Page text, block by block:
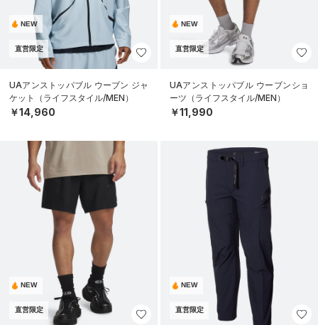
NEW
直営限定
UAアンストッパブル ウーブン ジャ
ケット（ライフスタイル/MEN）
￥14,960
NEW
直営限定
UAアンストッパブル ウーブンショ
ーツ（ライフスタイル/MEN）
￥11,990
NEW
直営限定
NEW
直営限定